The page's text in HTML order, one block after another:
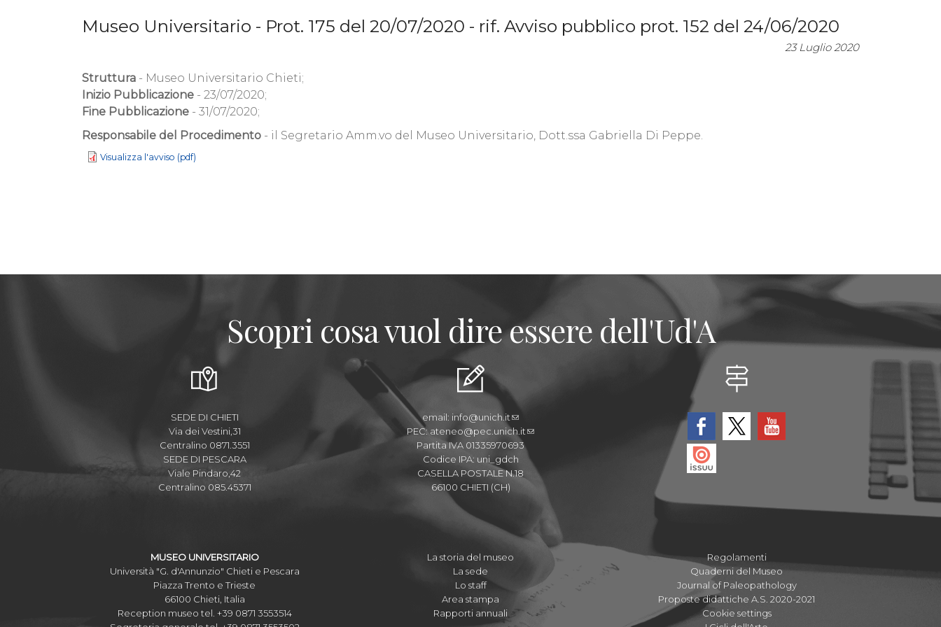
Museo Universitario - Prot. 175 del 20/07/2020 - rif. Avviso pubblico prot. 152 del 24/06/2020
23 Luglio 2020
Struttura - Museo Universitario Chieti;
Inizio Pubblicazione - 23/07/2020;
Fine Pubblicazione - 31/07/2020;
Responsabile del Procedimento - il Segretario Amm.vo del Museo Universitario, Dott.ssa Gabriella Di Peppe.
Visualizza l'avviso (pdf)
Scopri cosa vuol dire essere dell'Ud'A
SEDE DI CHIETI
Via dei Vestini,31
Centralino 0871.3551
SEDE DI PESCARA
Viale Pindaro,42
Centralino 085.45371
email: info@unich.it
PEC: ateneo@pec.unich.it
Partita IVA 01335970693
Codice IPA: uni_gdch
CASELLA POSTALE N.18
66100 CHIETI (CH)
MUSEO UNIVERSITARIO
Università "G. d'Annunzio" Chieti e Pescara
Piazza Trento e Trieste
66100 Chieti, Italia
Reception museo tel. +39 0871 3553514
La storia del museo
La sede
Lo staff
Area stampa
Rapporti annuali
Regolamenti
Quaderni del Museo
Journal of Paleopathology
Proposte didattiche A.S. 2020-2021
Cookie settings